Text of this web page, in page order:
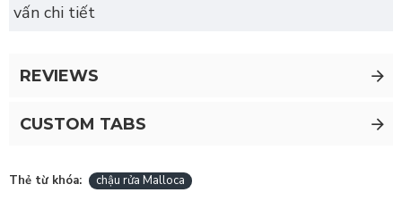
vấn chi tiết
REVIEWS
CUSTOM TABS
Thẻ từ khóa: chậu rửa Malloca